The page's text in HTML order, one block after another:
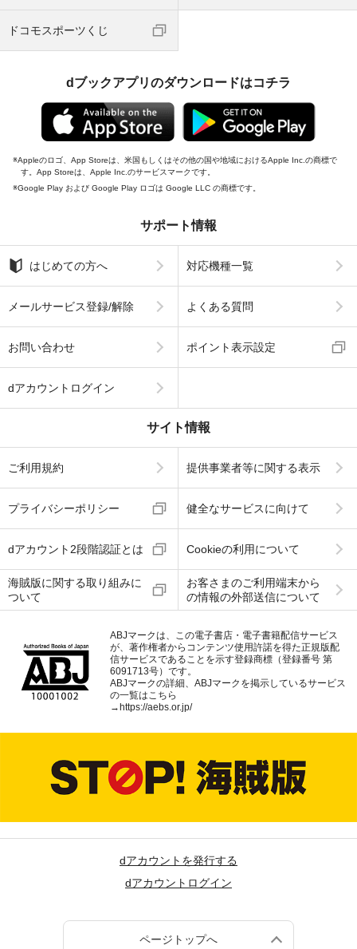
ドコモスポーツくじ
dブックアプリのダウンロードはコチラ
Appleのロゴ、App Storeは、米国もしくはその他の国や地域におけるApple Inc.の商標で
す。App Storeは、Apple Inc.のサービスマークです。
Google Play および Google Play ロゴは Google LLC の商標です。
サポート情報
はじめての方へ 対応機種一覧
メールサービス登録/解除 よくある質問
お問い合わせ ポイント表示設定
dアカウントログイン
サイト情報
ご利用規約 提供事業者等に関する表示
プライバシーポリシー 健全なサービスに向けて
dアカウント2段階認証とは Cookieの利用について
海賊版に関する取り組みに
ついて
お客さまのご利用端末から
の情報の外部送信について
ABJマークは、この電子書店・電子書籍配信サービス
が、著作権者からコンテンツ使用許諾を得た正規版配
信サービスであることを示す登録商標（登録番号 第
6091713号）です。
ABJマークの詳細、ABJマークを掲示しているサービス
の一覧はこちら
→ https://aebs.or.jp/
dアカウントを発行する
dアカウントログイン
ページトップへ